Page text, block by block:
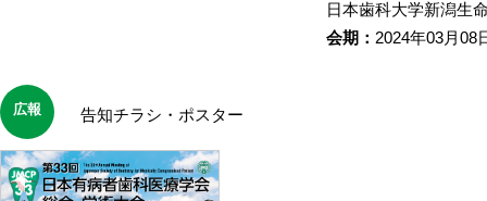
日本歯科大学新潟生
会期： 2024年03月08
広報 告知チラシ・ポスター